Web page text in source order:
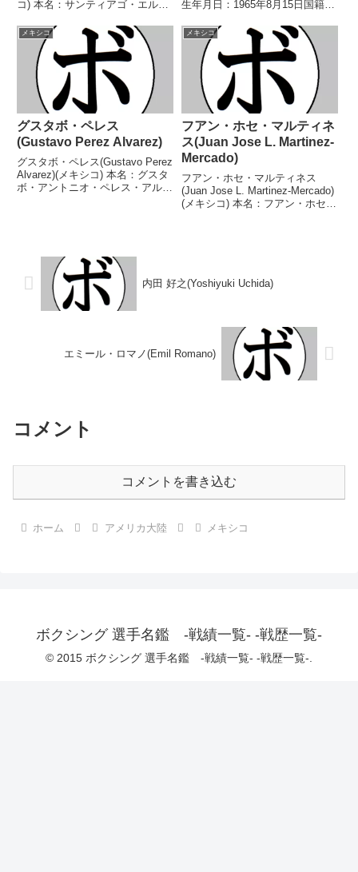
コ) 本名：サンティアゴ・エルネ
月日：1991年10月9日国籍：メキ
シコ戦績：29戦28勝(21KO)1
敗 【獲得タイトル】ABO米国ウ
ェ...
生年月日：1965年8月15日国籍：
敗2分 【獲得タイトル】IBO世界
スーパーライト級王座 【戦歴】
1980/02/2...
メキシコ
グスタボ・ペレス
(Gustavo Perez Alvarez)
グスタボ・ペレス(Gustavo Perez
Alvarez)(メキシコ) 本名：グスタ
ボ・アントニオ・ペレス・アルバ
メキシコ
フアン・ホセ・マルティネ
ス(Juan Jose L. Martinez-
Mercado)
フアン・ホセ・マルティネス
(Juan Jose L. Martinez-Mercado)
(メキシコ) 本名：フアン・ホセ・
内田 好之(Yoshiyuki Uchida)
エミール・ロマノ(Emil Romano)
コメント
コメントを書き込む
ホーム アメリカ大陸 メキシコ
ボクシング 選手名鑑 -戦績一覧- -戦歴一覧-
© 2015 ボクシング 選手名鑑 -戦績一覧- -戦歴一覧-.